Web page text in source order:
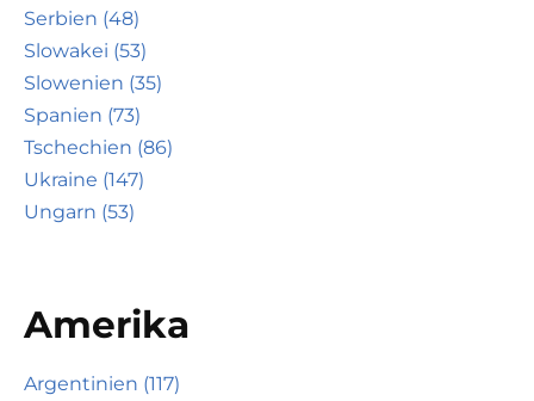
Serbien (48)
Slowakei (53)
Slowenien (35)
Spanien (73)
Tschechien (86)
Ukraine (147)
Ungarn (53)
Amerika
Argentinien (117)